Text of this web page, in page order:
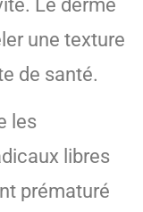
Le derme
une texture
de santé.
les
libres
prématuré